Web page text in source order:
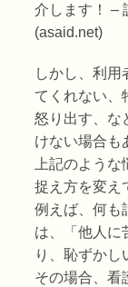
介します！ –
(asaid.net)
しかし、利用
てくれない、
怒り出す、な
けない場合も
上記のよう
捉え方を変え
例えば、何も
は、「他人に
り、恥ずかし
その場合、看